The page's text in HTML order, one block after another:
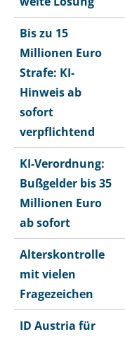
Bis zu 15
Millionen Euro
Strafe: KI-
Hinweis ab
sofort
verpflichtend
KI-Verordnung:
Bußgelder bis 35
Millionen Euro
ab sofort
Alterskontrolle
mit vielen
Fragezeichen
ID Austria für